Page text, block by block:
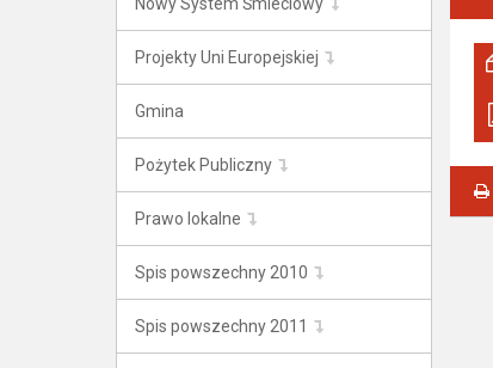
Projekty Uni Europejskiej
Gmina
Pożytek Publiczny
Prawo lokalne
Spis powszechny 2010
Spis powszechny 2011